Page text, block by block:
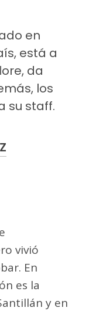
en
está a
da
los
su staff.
vivió
En
es la
y en